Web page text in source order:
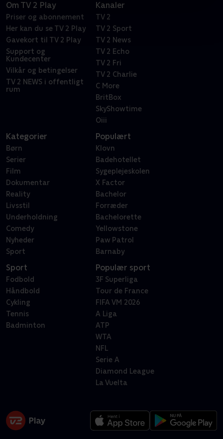
Om TV 2 Play
Priser og abonnement
Her kan du se TV 2 Play
Gavekort til TV 2 Play
Support og
Kundecenter
Vilkår og betingelser
TV 2 NEWS i offentligt
rum
Kanaler
TV 2
TV 2 Sport
TV 2 News
TV 2 Echo
TV 2 Fri
TV 2 Charlie
C More
BritBox
SkyShowtime
Oiii
Kategorier
Børn
Serier
Film
Dokumentar
Reality
Livsstil
Underholdning
Comedy
Nyheder
Sport
Populært
Klovn
Badehotellet
Sygeplejeskolen
X Factor
Bachelor
Forræder
Bachelorette
Yellowstone
Paw Patrol
Barnaby
Sport
Fodbold
Håndbold
Cykling
Tennis
Badminton
Populær sport
3F Superliga
Tour de France
FIFA VM 2026
A Liga
ATP
WTA
NFL
Serie A
Diamond League
La Vuelta